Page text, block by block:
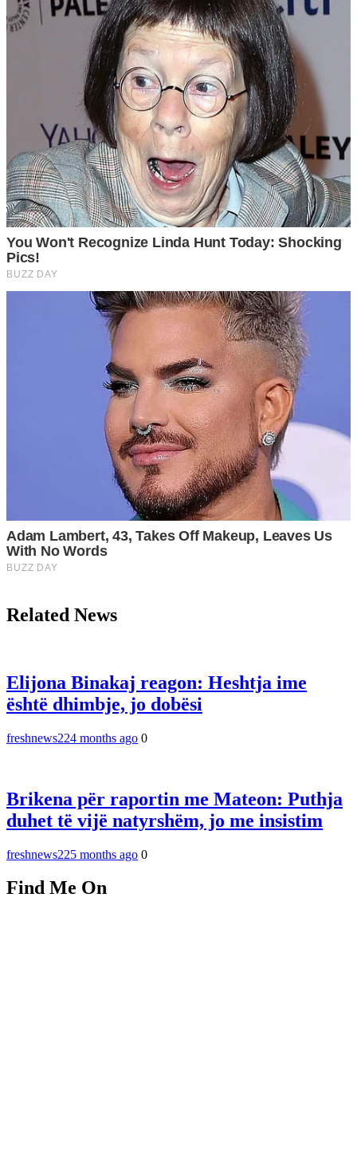
Related News
Elijona Binakaj reagon: Heshtja ime
është dhimbje, jo dobësi
freshnews224 months ago 0
Brikena për raportin me Mateon: Puthja
duhet të vijë natyrshëm, jo me insistim
freshnews225 months ago 0
Find Me On